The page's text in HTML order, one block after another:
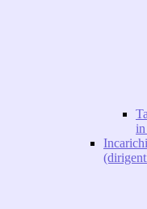
in